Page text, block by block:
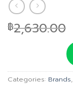
฿2,630.00
Categories: Brands,